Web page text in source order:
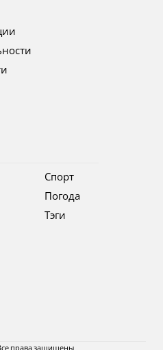
Спорт
Погода
Тэги